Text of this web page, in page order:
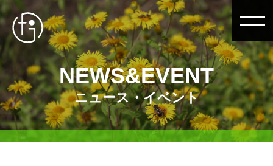
NEWS&EVENT
ニュース・イベント